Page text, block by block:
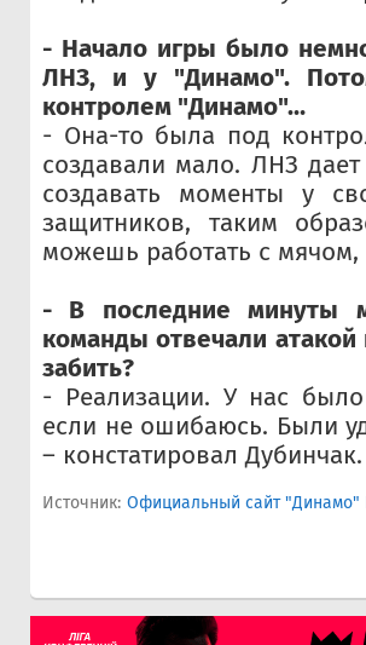
- Начало игры было
ЛНЗ, и у "Динамо".
контролем "Динамо"…
- Она-то была под
создавали мало. ЛНЗ
создавать моменты у
защитников, таким
можешь работать с мячом,
- В последние минуты
команды отвечали атакой
забить?
- Реализации. У нас
если не ошибаюсь. Были
– констатировал Дубинчак.
Источник: Официальный сайт "Динамо"